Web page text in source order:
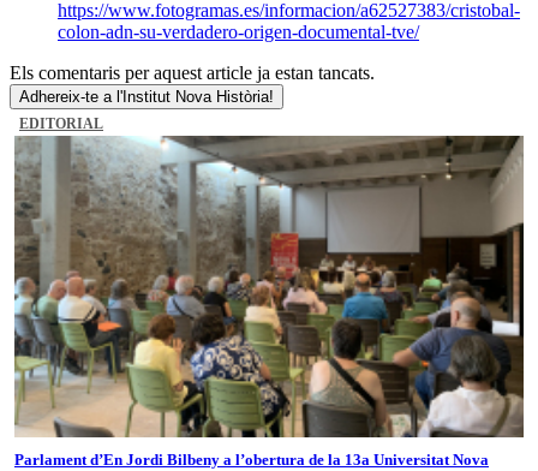
https://www.fotogramas.es/informacion/a62527383/cristobal-
colon-adn-su-verdadero-origen-documental-tve/
Els comentaris per aquest article ja estan tancats.
Adhereix-te a l'Institut Nova Història!
EDITORIAL
Parlament d’En Jordi Bilbeny a l’obertura de la 13a Universitat Nova